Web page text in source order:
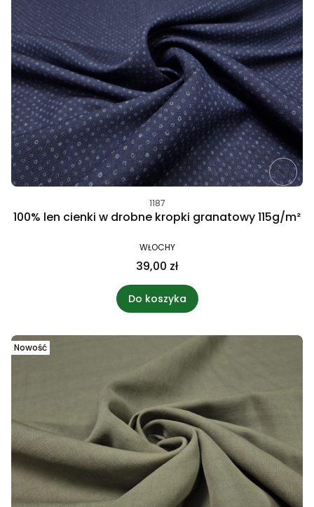
1187
100% len cienki w drobne kropki granatowy 115g/m²
WŁOCHY
39,00 zł
Do koszyka
Nowość